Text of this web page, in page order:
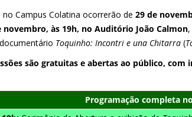
no Campus Colatina ocorrerão de 29 de
novembro, às 19h, no Auditório João Calmon
Toquinho: Incontri e una Chitarra (
são gratuitas e abertas ao público,
Programação completa